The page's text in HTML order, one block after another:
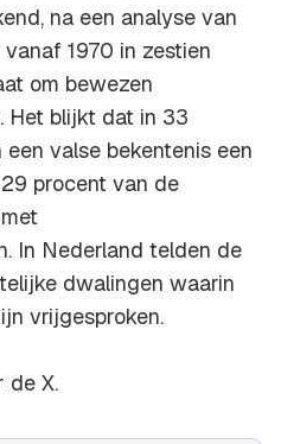
na een analyse van
1970 in zestien
om bewezen
Het blijkt dat in 33
valse bekentenis een
procent van de
In Nederland telden de
dwalingen waarin
vrijgesproken.
de X.